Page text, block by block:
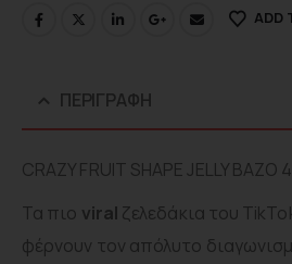
ADD
ΠΕΡΙΓΡΑΦΉ
CRAZY FRUIT SHAPE JELLY
Τα πιο viral ζελεδάκια του
φέρνουν τον απόλυτο